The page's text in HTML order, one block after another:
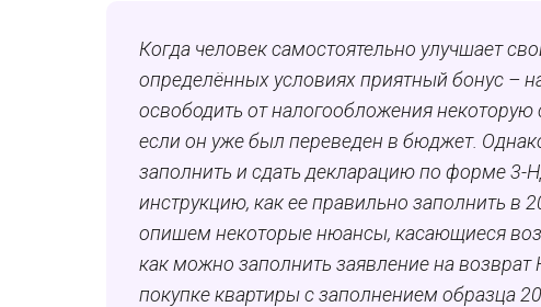
Когда человек самостоятельно улучшает
определённых условиях приятный бонус –
освободить от налогообложения
если он уже был переведен в бюджет.
заполнить и сдать декларацию по форме
инструкцию, как ее правильно заполнить в
опишем некоторые нюансы, касающиеся
как можно заполнить заявление на
покупке квартиры с заполнением образца